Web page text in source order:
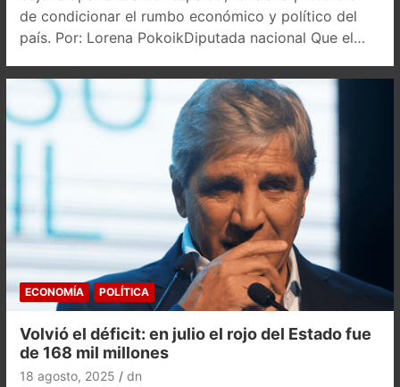
de condicionar el rumbo económico y político del
país. Por: Lorena PokoikDiputada nacional Que el…
ECONOMÍA POLÍTICA
Volvió el déficit: en julio el rojo del Estado fue
de 168 mil millones
18 agosto, 2025 dn